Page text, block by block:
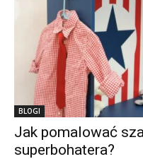
BLOGI
Jak pomalować
superbohatera?